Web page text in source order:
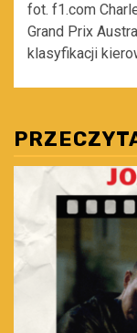
fot. f1.com
Grand Prix
klasyfikacji